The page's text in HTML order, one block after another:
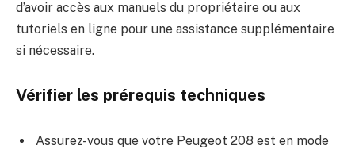
d’avoir accès aux manuels du propriétaire ou aux
tutoriels en ligne pour une assistance supplémentaire
si nécessaire.
Vérifier les prérequis techniques
Assurez-vous que votre Peugeot 208 est en mode